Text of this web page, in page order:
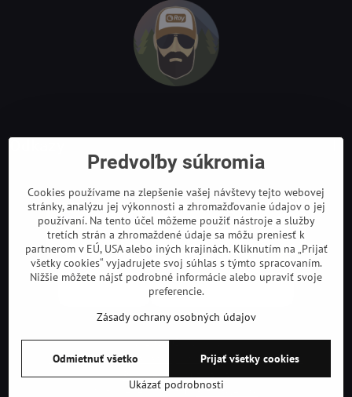
©2026Copyright
Predvoľby súkromia
Zásady ochrany osobných údajov
Podmienky používania
Vytvorené pomocou:BiznisWeb.sk
Predvoľby súkromia
Cookies používame na zlepšenie vašej návštevy tejto webovej
stránky, analýzu jej výkonnosti a zhromažďovanie údajov o jej
používaní. Na tento účel môžeme použiť nástroje a služby
tretích strán a zhromaždené údaje sa môžu preniesť k
partnerom v EÚ, USA alebo iných krajinách. Kliknutím na „Prijať
všetky cookies“ vyjadrujete svoj súhlas s týmto spracovaním.
Nižšie môžete nájsť podrobné informácie alebo upraviť svoje
preferencie.
Zásady ochrany osobných údajov
Ukázať podrobnosti
Prijať všetky cookies
Odmietnuť všetko